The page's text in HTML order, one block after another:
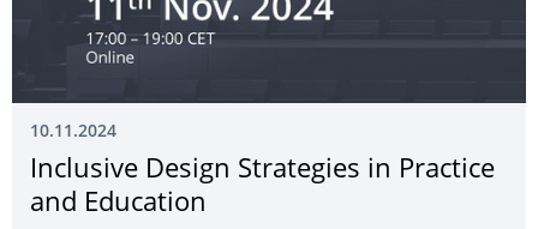
10.11.2024
Inclusive Design Strategies in Practice
and Education